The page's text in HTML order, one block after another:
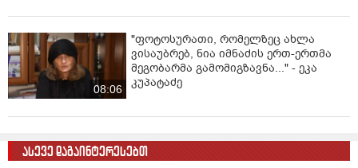
08:06
"ფოტოსურათი, რომელზეც ახლა
ვისაუბრებ, ნია იმნაძის ერთ-ერთმა
მეგობარმა გამომიგზავნა..." - ეკა
კუპატაძე
ასევე დაგაინტერესებთ